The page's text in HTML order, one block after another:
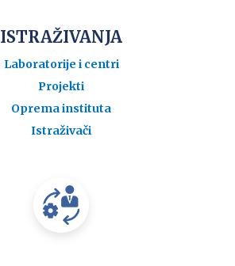
ISTRAŽIVANJA
Laboratorije i centri
Projekti
Oprema instituta
Istraživači